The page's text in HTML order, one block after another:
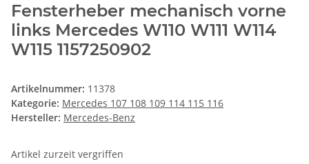
Fensterheber mechanisch vorne
links Mercedes W110 W111 W114
W115 1157250902
Artikelnummer: 11378
Kategorie: Mercedes 107 108 109 114 115 116
Hersteller: Mercedes-Benz
Artikel zurzeit vergriffen